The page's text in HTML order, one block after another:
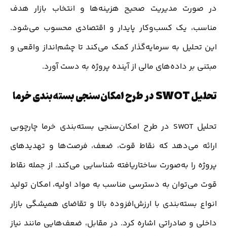
در صورت مدیریت صحیح هزینه‌ها و انتخاب بازار هدف
مناسب، یک کسب‌وکار پایدار و اقتصادی محسوب می‌شود.
این تحلیل به سرمایه‌گذار کمک می‌کند تا چشم‌انداز واقعی و
مبتنی بر داده‌های مالی از آینده پروژه به دست آورد.
تحلیل SWOT در طرح امکان‌سنجی بسته‌بندی خرما
تحلیل SWOT در طرح امکان‌سنجی بسته‌بندی خرما چارچوبی
ارائه می‌دهد که نقاط قوت، ضعف، فرصت‌ها و تهدیدهای
پروژه را به‌صورت ساختاریافته شناسایی می‌کند. از جمله نقاط
قوت می‌توان به دسترسی مناسب به مواد اولیه، امکان تولید
انواع بسته‌بندی با ارزش‌افزوده بالا و تقاضای همیشگی بازار
داخلی و صادراتی اشاره کرد. در مقابل، ضعف‌هایی مانند نیاز